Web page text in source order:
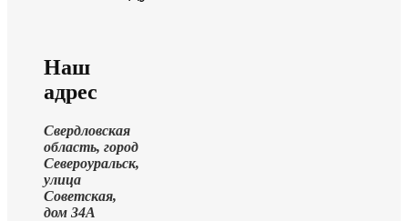
Наш
адрес
Свердловская
область, город
Североуральск,
улица
Советская,
дом 34А